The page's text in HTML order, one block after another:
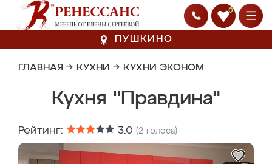
0
ПУШКИНО
ГЛАВНАЯ → КУХНИ → КУХНИ ЭКОНОМ
Кухня "Правдина"
Рейтинг: 3.0 (2 голоса)